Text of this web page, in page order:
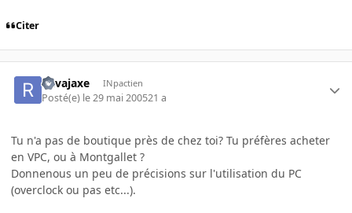
Citer
Ravajaxe INpactien
Posté(e) le 29 mai 200521 a
Tu n'a pas de boutique près de chez toi? Tu préfères acheter
en VPC, ou à Montgallet ?
Donnenous un peu de précisions sur l'utilisation du PC
(overclock ou pas etc...).